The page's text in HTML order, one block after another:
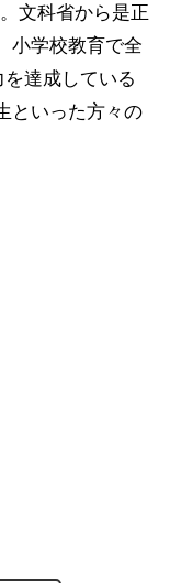
文科省から是正
小学校教育で全
達成している
といった方々の